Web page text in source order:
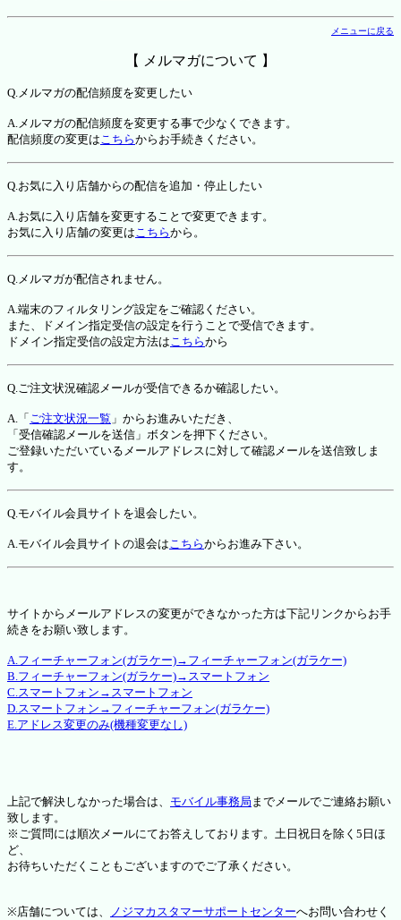
メニューに戻る
【 メルマガについて 】
Q.メルマガの配信頻度を変更したい
A.メルマガの配信頻度を変更する事で少なくできます。
配信頻度の変更はこちらからお手続きください。
Q.お気に入り店舗からの配信を追加・停止したい
A.お気に入り店舗を変更することで変更できます。
お気に入り店舗の変更はこちらから。
Q.メルマガが配信されません。
A.端末のフィルタリング設定をご確認ください。
また、ドメイン指定受信の設定を行うことで受信できます。
ドメイン指定受信の設定方法はこちらから
Q.ご注文状況確認メールが受信できるか確認したい。
A.「 ご注文状況一覧 」からお進みいただき、
「受信確認メールを送信」ボタンを押下ください。
ご登録いただいているメールアドレスに対して確認メールを送信致しま
す。
Q.モバイル会員サイトを退会したい。
A.モバイル会員サイトの退会はこちらからお進み下さい。
サイトからメールアドレスの変更ができなかった方は下記リンクからお手
続きをお願い致します。
A.フィーチャーフォン(ガラケー)→フィーチャーフォン(ガラケー)
B.フィーチャーフォン(ガラケー)→スマートフォン
C.スマートフォン→スマートフォン
D.スマートフォン→フィーチャーフォン(ガラケー)
E.アドレス変更のみ(機種変更なし)
上記で解決しなかった場合は、 モバイル事務局 までメールでご連絡お願い
致します。
※ご質問には順次メールにてお答えしております。土日祝日を除く5日ほ
ど、
お待ちいただくこともございますのでご了承ください。
※店舗については、 ノジマカスタマーサポートセンターへお問い合わせく